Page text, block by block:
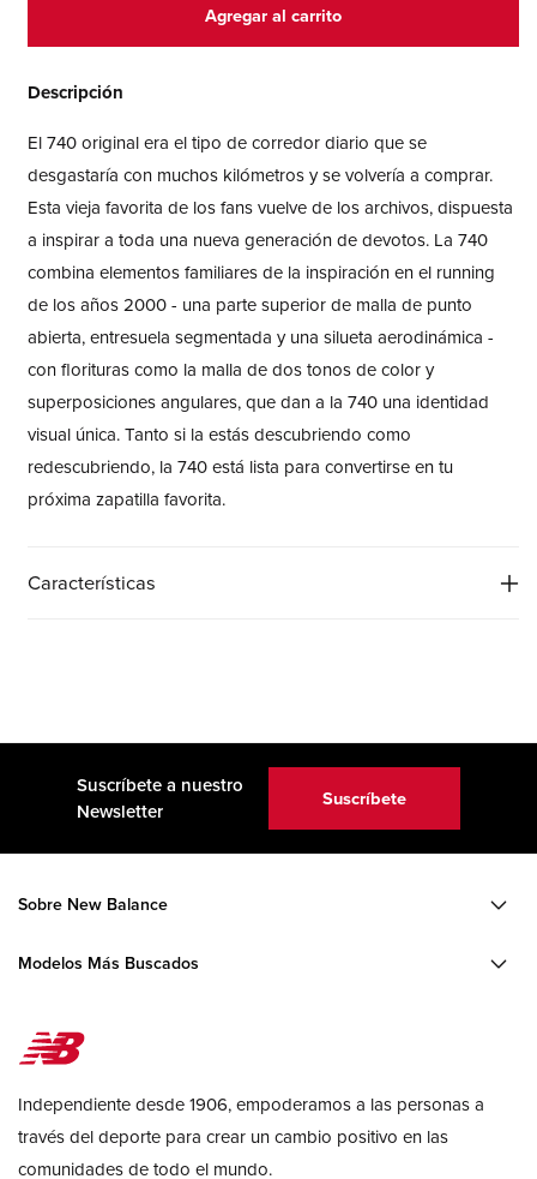
Agregar al carrito
Descripción
El 740 original era el tipo de corredor diario que se
desgastaría con muchos kilómetros y se volvería a comprar.
Esta vieja favorita de los fans vuelve de los archivos, dispuesta
a inspirar a toda una nueva generación de devotos. La 740
combina elementos familiares de la inspiración en el running
de los años 2000 - una parte superior de malla de punto
abierta, entresuela segmentada y una silueta aerodinámica -
con florituras como la malla de dos tonos de color y
superposiciones angulares, que dan a la 740 una identidad
visual única. Tanto si la estás descubriendo como
redescubriendo, la 740 está lista para convertirse en tu
próxima zapatilla favorita.
Características
Suscríbete a nuestro
Newsletter
Suscríbete
Sobre New Balance
Modelos Más Buscados
Independiente desde 1906, empoderamos a las personas a
través del deporte para crear un cambio positivo en las
comunidades de todo el mundo.